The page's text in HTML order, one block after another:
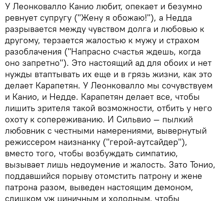
У Леонковалло Канио любит, опекает и безумно
ревнует супругу ("Жену я обожаю!"), а Недда
разрывается между чувством долга и любовью к
другому, терзается жалостью к мужу и страхом
разоблачения ("Напрасно счастья ждешь, когда
оно запретно"). Это настоящий ад для обоих и нет
нужды втаптывать их еще и в грязь жизни, как это
делает Карапетян. У Леонковалло мы сочувствуем
и Канио, и Недде. Карапетян делает все, чтобы
лишить зрителя такой возможности, отбить у него
охоту к сопереживанию. И Сильвио — пылкий
любовник с честными намерениями, вывернутый
режиссером наизнанку ("герой-аутсайдер"),
вместо того, чтобы возбуждать симпатию,
вызывает лишь недоумение и жалость. Зато Тонио,
поддавшийся порыву отомстить патрону и жене
патрона разом, выведен настоящим демоном,
слишком уж циничным и холодным, чтобы